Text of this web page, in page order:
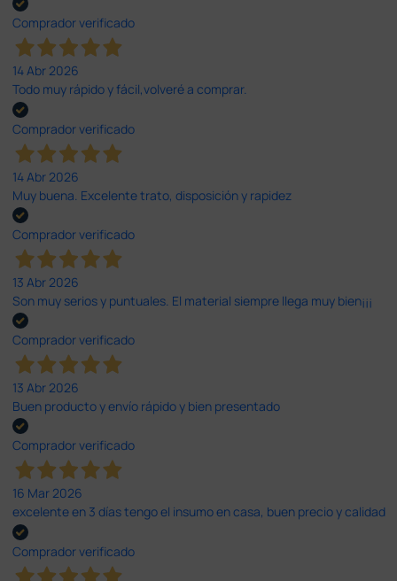
Comprador verificado
14 Abr 2026
Todo muy rápido y fácil,volveré a comprar.
Comprador verificado
14 Abr 2026
Muy buena. Excelente trato, disposición y rapidez
Comprador verificado
13 Abr 2026
Son muy serios y puntuales. El material siempre llega muy bien¡¡¡
Comprador verificado
13 Abr 2026
Buen producto y envío rápido y bien presentado
Comprador verificado
16 Mar 2026
excelente en 3 días tengo el insumo en casa, buen precio y calidad
Comprador verificado